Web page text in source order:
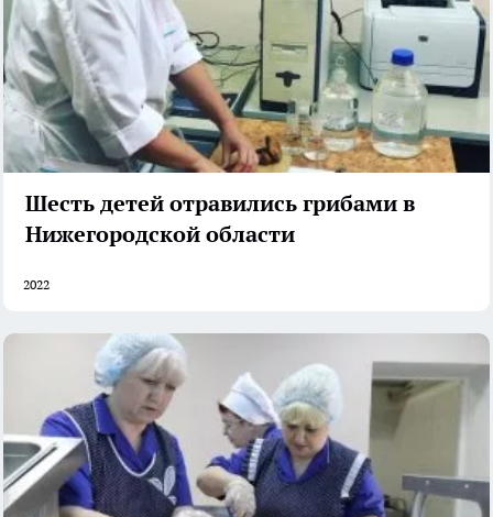
Шесть детей отравились грибами в
Нижегородской области
2022